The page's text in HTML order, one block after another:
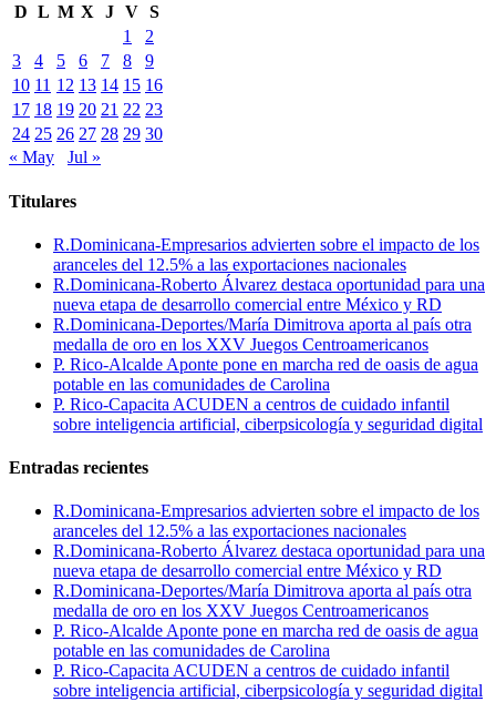
D L M X J V S
1
2
3
4 5 6 7 8
9
10 11 12 13 14 15 16
17 18 19 20 21 22 23
24 25 26 27 28 29 30
« May
Jul »
Titulares
R.Dominicana-Empresarios advierten sobre el impacto de los
aranceles del 12.5% a las exportaciones nacionales
R.Dominicana-Roberto Álvarez destaca oportunidad para una
nueva etapa de desarrollo comercial entre México y RD
R.Dominicana-Deportes/María Dimitrova aporta al país otra
medalla de oro en los XXV Juegos Centroamericanos
P. Rico-Alcalde Aponte pone en marcha red de oasis de agua
potable en las comunidades de Carolina
P. Rico-Capacita ACUDEN a centros de cuidado infantil
sobre inteligencia artificial, ciberpsicología y seguridad digital
Entradas recientes
R.Dominicana-Empresarios advierten sobre el impacto de los
aranceles del 12.5% a las exportaciones nacionales
R.Dominicana-Roberto Álvarez destaca oportunidad para una
nueva etapa de desarrollo comercial entre México y RD
R.Dominicana-Deportes/María Dimitrova aporta al país otra
medalla de oro en los XXV Juegos Centroamericanos
P. Rico-Alcalde Aponte pone en marcha red de oasis de agua
potable en las comunidades de Carolina
P. Rico-Capacita ACUDEN a centros de cuidado infantil
sobre inteligencia artificial, ciberpsicología y seguridad digital